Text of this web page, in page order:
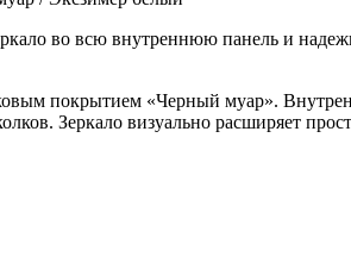
во всю внутреннюю панель и
покрытием «Черный муар».
Зеркало визуально расширяет